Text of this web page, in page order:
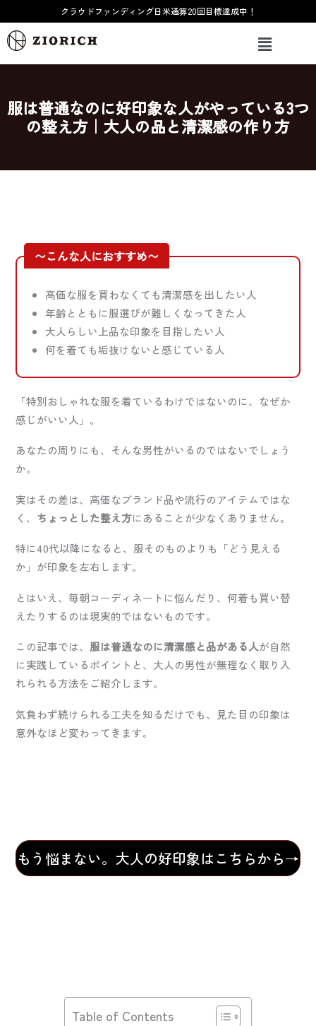
容
を
ス
ッ
プ
クラウドファンディング日米通算20回目標達成中！
メ
ニ
ュ
服は普通なのに好印象な人がやっている3つ
の整え方｜大人の品と清潔感の作り方
〜こんな人におすすめ〜
高価な服を買わなくても清潔感を出したい人
年齢とともに服選びが難しくなってきた人
大人らしい上品な印象を目指したい人
何を着ても垢抜けないと感じている人
「特別おしゃれな服を着ているわけではないのに、なぜか
感じがいい人」。
あなたの周りにも、そんな男性がいるのではないでしょう
か。
実はその差は、高価なブランド品や流行のアイテムではな
く、 ちょっとした整え方にあることが少なくありません。
特に40代以降になると、服そのものよりも「どう見える
か」が印象を左右します。
とはいえ、毎朝コーディネートに悩んだり、何着も買い替
えたりするのは現実的ではないものです。
この記事では、 服は普通なのに清潔感と品がある人が自然
に実践しているポイントと、大人の男性が無理なく取り入
れられる方法をご紹介します。
気負わず続けられる工夫を知るだけでも、見た目の印象は
意外なほど変わってきます。
もう悩まない。大人の好印象はこちらから→
Table of Contents